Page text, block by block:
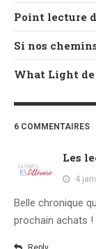
Point lecture
What Light
6 COMMENTAIRES
Les
4
Belle chronique
prochain achats !